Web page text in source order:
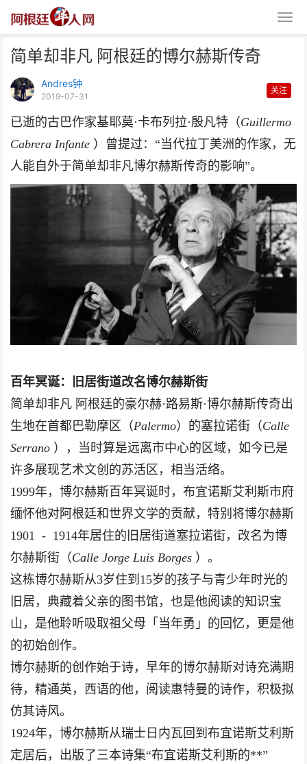
简单却非凡 阿根廷的博尔赫斯传奇
Andres钟
2019-07-31
关注
已逝的古巴作家基耶莫·卡布列拉·殷凡特（Guillermo
Cabrera Infante ）曾提过：“当代拉丁美洲的作家，无
人能自外于简单却非凡博尔赫斯传奇的影响”。
百年冥诞：旧居街道改名博尔赫斯街
简单却非凡 阿根廷的豪尔赫·路易斯·博尔赫斯传奇出
生地在首都巴勒摩区（Palermo）的塞拉诺街（Calle
Serrano ），当时算是远离市中心的区域，如今已是
许多展现艺术文创的苏活区，相当活络。
1999年，博尔赫斯百年冥诞时，布宜诺斯艾利斯市府
缅怀他对阿根廷和世界文学的贡献，特别将博尔赫斯
1901 - 1914年居住的旧居街道塞拉诺街，改名为博
尔赫斯街（Calle Jorge Luis Borges ）。
这栋博尔赫斯从3岁住到15岁的孩子与青少年时光的
旧居，典藏着父亲的图书馆，也是他阅读的知识宝
山，是他聆听吸取祖父母「当年勇」的回忆，更是他
的初始创作。
博尔赫斯的创作始于诗，早年的博尔赫斯对诗充满期
待，精通英，西语的他，阅读惠特曼的诗作，积极拟
仿其诗风。
1924年，博尔赫斯从瑞士日内瓦回到布宜诺斯艾利斯
定居后，出版了三本诗集“布宜诺斯艾利斯的**”
简单却非凡 阿根廷的博尔赫斯传
奇